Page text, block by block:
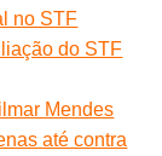
no STF
do STF
Mendes
até contra